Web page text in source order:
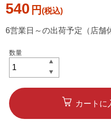
540 円
6営業日～の出荷予定（店舗
カートに